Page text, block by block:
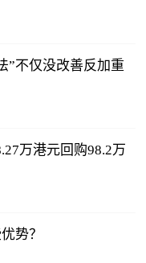
”不仅没改善反加重
万港元回购98.2万
势？